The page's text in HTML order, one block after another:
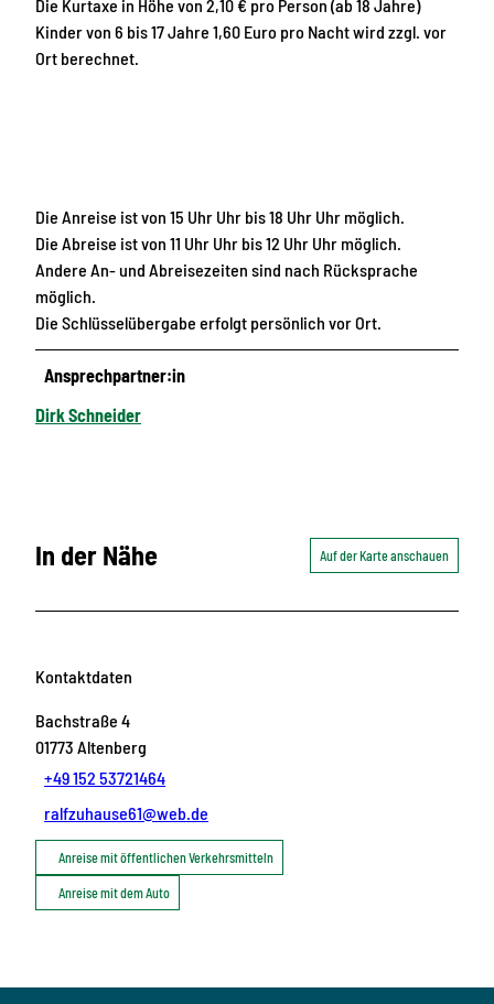
Die Kurtaxe in Höhe von 2,10 € pro Person (ab 18 Jahre)
Kinder von 6 bis 17 Jahre 1,60 Euro pro Nacht wird zzgl. vor
Ort berechnet.
Die Anreise ist von 15 Uhr Uhr bis 18 Uhr Uhr möglich.
Die Abreise ist von 11 Uhr Uhr bis 12 Uhr Uhr möglich.
Andere An- und Abreisezeiten sind nach Rücksprache
möglich.
Die Schlüsselübergabe erfolgt persönlich vor Ort.
Ansprechpartner:in
Dirk Schneider
In der Nähe Auf der Karte anschauen
Kontaktdaten
Bachstraße 4
01773 Altenberg
+49 152 53721464
ralfzuhause61@web.de
Anreise mit öffentlichen Verkehrsmitteln
Anreise mit dem Auto